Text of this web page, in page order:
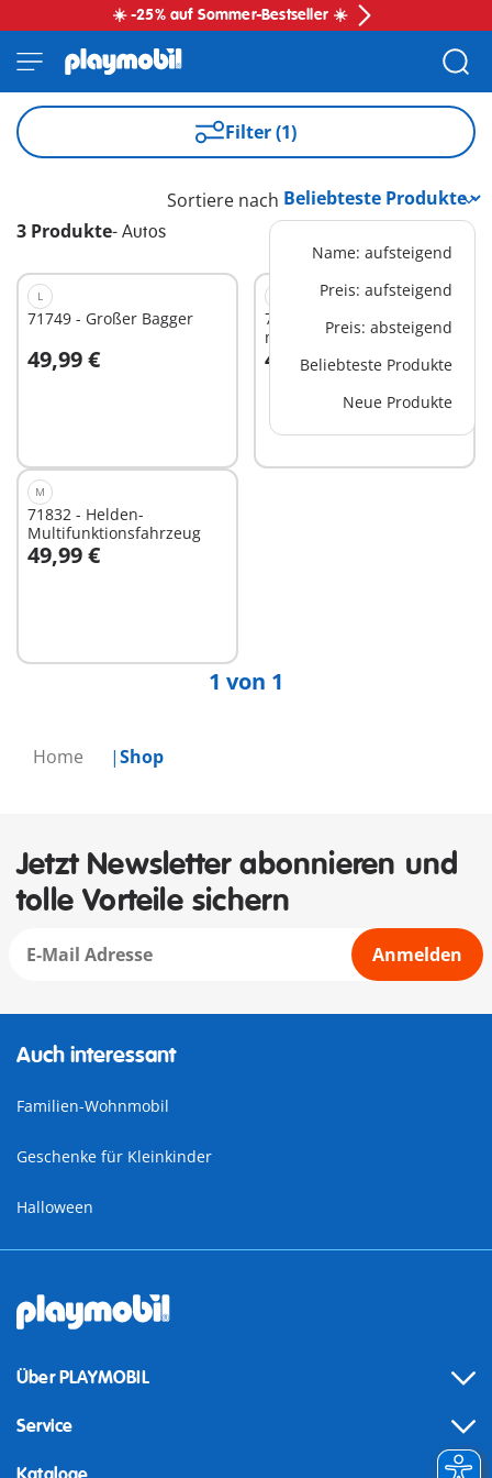
☀️ -25% auf Sommer-Bestseller ☀️
Home Shop
Filter (1)
3 Produkte- Autos
Sortiere nach
Name: aufsteigend
Preis: aufsteigend
Preis: absteigend
Beliebteste Produkte
Neue Produkte
L
71749 - Großer Bagger
49,99 €
In den Warenkorb
71875 - Verfolgungsjagd
mit Polizei Pick-Up
49,99 €
In den Warenkorb
M
71832 - Helden-
Multifunktionsfahrzeug
49,99 €
In den Warenkorb
1 von 1
Jetzt Newsletter abonnieren und
tolle Vorteile sichern
Anmelden
Auch interessant
Familien-Wohnmobil
Geschenke für Kleinkinder
Halloween
Über PLAYMOBIL
Service